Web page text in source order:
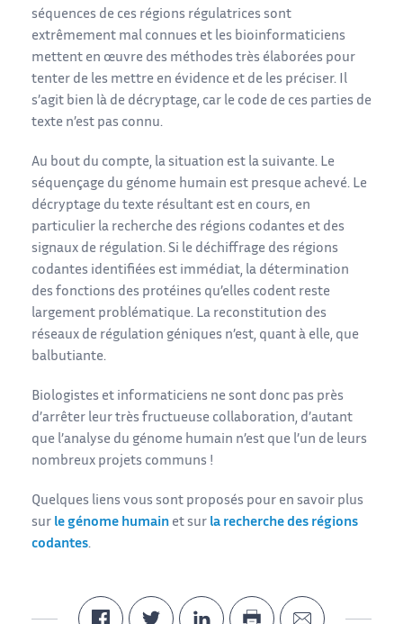
séquences de ces régions régulatrices sont
extrêmement mal connues et les bioinformaticiens
mettent en œuvre des méthodes très élaborées pour
tenter de les mettre en évidence et de les préciser. Il
s’agit bien là de décryptage, car le code de ces parties de
texte n’est pas connu.
Au bout du compte, la situation est la suivante. Le
séquençage du génome humain est presque achevé. Le
décryptage du texte résultant est en cours, en
particulier la recherche des régions codantes et des
signaux de régulation. Si le déchiffrage des régions
codantes identifiées est immédiat, la détermination
des fonctions des protéines qu’elles codent reste
largement problématique. La reconstitution des
réseaux de régulation géniques n’est, quant à elle, que
balbutiante.
Biologistes et informaticiens ne sont donc pas près
d’arrêter leur très fructueuse collaboration, d’autant
que l’analyse du génome humain n’est que l’un de leurs
nombreux projets communs !
Quelques liens vous sont proposés pour en savoir plus
sur le génome humain et sur la recherche des régions
codantes.